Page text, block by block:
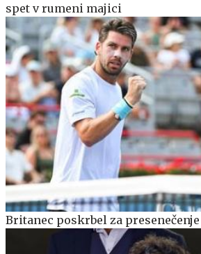
spet v rumeni majici
Britanec poskrbel za presenečenje